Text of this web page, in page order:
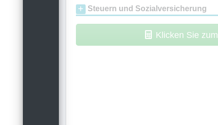
Steuern und Sozialversicherung
Klicken Sie